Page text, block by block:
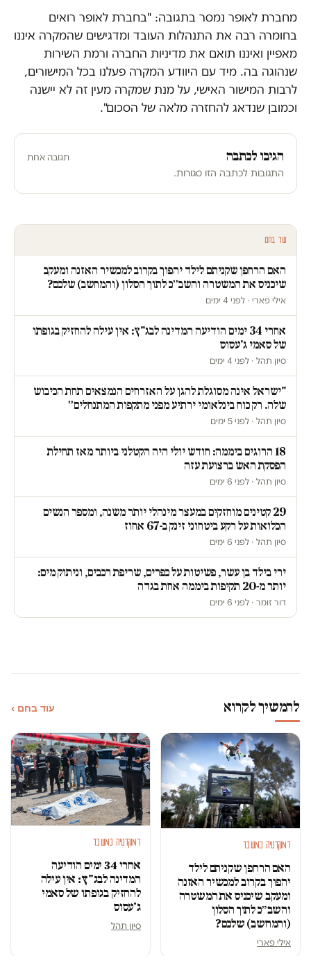
מחברת לאופר נמסר בתגובה: "בחברת לאופר רואים
בחומרה רבה את התנהלות העובד ומדגישים שהמקרה איננו
מאפיין ואיננו תואם את מדיניות החברה ורמת השירות
שנהוגה בה. מיד עם היוודע המקרה פעלנו בכל המישורים,
לרבות המישור האישי, על מנת שמקרה מעין זה לא יישנה
וכמובן שנדאג להחזרה מלאה של הסכום".
הגיבו לכתבה תגובה אחת
התגובות לכתבה הזו סגורות.
עוד בחם
האם הרחפן שקניתם לילד יהפוך בקרוב למכשיר האזנה ומעקב
שיכניס את המשטרה והשב״כ לתוך הסלון (והמחשב) שלכם?
אילי פארי · לפני 4 ימים
אחרי 34 ימים הודיעה המדינה לבג"ץ: אין עילה להחזיק בגופתו
של סאמי ג'עסוס
סיון תהל · לפני 4 ימים
"ישראל אינה מסוגלת להגן על האזרחים הנמצאים תחת הכיבוש
שלה. רק כוח בינלאומי ירתיע מפני מתקפות המתנחלים״
סיון תהל · לפני 5 ימים
18 הרוגים ביממה: חודש יולי היה הקטלני ביותר מאז תחילת
הפסקת האש ברצועת עזה
סיון תהל · לפני 6 ימים
29 קטינים מוחזקים במעצר מינהלי יותר משנה, ומספר הנשים
הכלואות על רקע ביטחוני זינק ב-67 אחוז
סיון תהל · לפני 6 ימים
ירי בילד בן עשר, פשיטות על כפרים, שריפת רכבים, וניתוק מים:
יותר מ-20 תקיפות ביממה אחת בגדה
דור זומר · לפני 6 ימים
להמשיך לקרוא עוד בחם ›
דמוקרטיה במשבר
האם הרחפן שקניתם לילד
יהפוך בקרוב למכשיר האזנה
ומעקב שיכניס את המשטרה
והשב״כ לתוך הסלון
(והמחשב) שלכם?
אילי פארי
דמוקרטיה במשבר
אחרי 34 ימים הודיעה
המדינה לבג"ץ: אין עילה
להחזיק בגופתו של סאמי
ג'עסוס
סיון תהל